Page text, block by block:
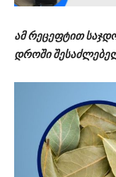
ამ რეცეფტით
დროში